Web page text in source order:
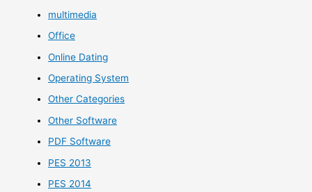
multimedia
Office
Online Dating
Operating System
Other Categories
Other Software
PDF Software
PES 2013
PES 2014